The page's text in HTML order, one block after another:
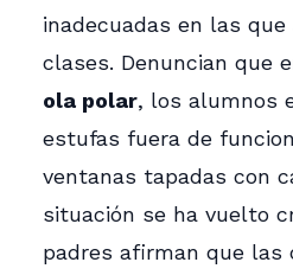
inadecuadas en las
clases. Denuncian que
ola polar, los alumnos
estufas fuera de
ventanas tapadas con
situación se ha vuelto
padres afirman que las